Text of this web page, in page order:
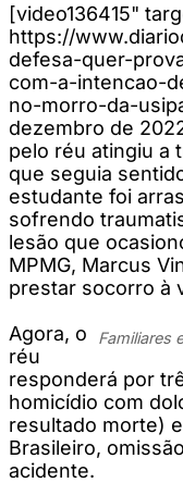
[video136415"
https://
defesa-quer-
com-a-intencao-
no-morro-da-
dezembro de
pelo réu atingiu a
que seguia
estudante foi
sofrendo
lesão que
MPMG, Marcus
prestar socorro à
Familiares
Agora, o
réu
responderá por
homicídio com
resultado morte)
Brasileiro,
acidente.